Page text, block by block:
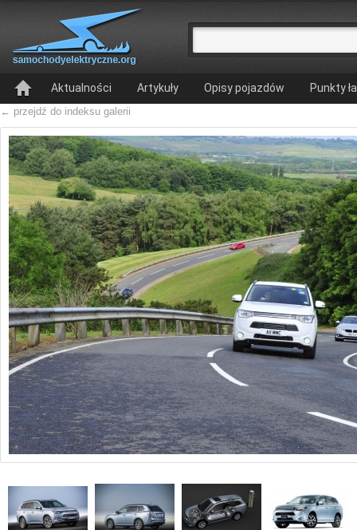
Aktualności Artykuły Opisy pojazdów Punkty
← przejdź do indeksu galerii